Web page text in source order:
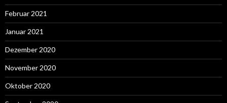
Februar 2021
Januar 2021
Dezember 2020
November 2020
Oktober 2020